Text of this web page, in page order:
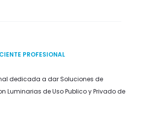
PROFESIONAL
dedicada a dar Soluciones de
Luminarias de Uso Publico y Privado de